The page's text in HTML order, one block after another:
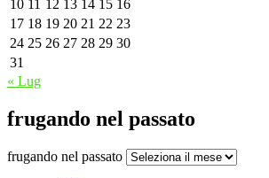
10 11 12 13 14 15 16
17 18 19 20 21 22 23
24 25 26 27 28 29 30
31
« Lug
frugando nel passato
frugando nel passato